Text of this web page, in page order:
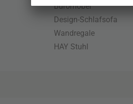
Büromöbel
Design-Schlafsofa
Wandregale
HAY Stuhl